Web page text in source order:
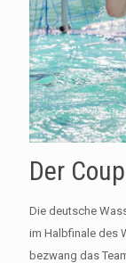
Der
Die deutsche
im Halbfinale des
bezwang das